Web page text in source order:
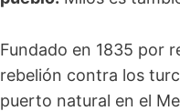
Fundado en 1835 por
rebelión contra los
puerto natural en el